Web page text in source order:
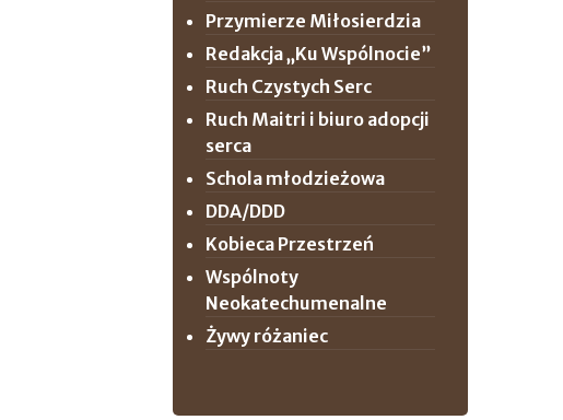
Przymierze Miłosierdzia
Redakcja „Ku Wspólnocie”
Ruch Czystych Serc
Ruch Maitri i biuro adopcji
serca
Schola młodzieżowa
DDA/DDD
Kobieca Przestrzeń
Wspólnoty
Neokatechumenalne
Żywy różaniec